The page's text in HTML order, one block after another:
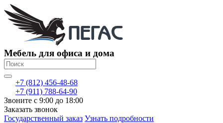
Мебель для офиса и дома
+7 (812) 456-48-68
+7 (911) 788-64-90
Звоните с 9:00 до 18:00
Заказать звонок
Государственный заказ Узнать подробности